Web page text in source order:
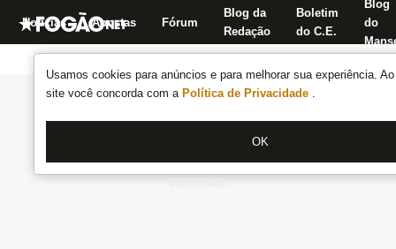
Usamos cookies para anúncios e para melhorar sua experiência.
site você concorda com a Política de Privacidade .
OK
Notícias Apostas Fórum
Blog da
Redação
Boletim
do C.E.
Blog
do